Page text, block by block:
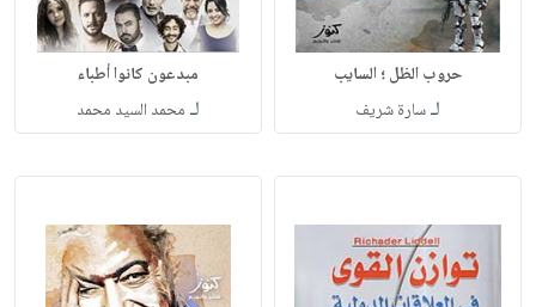
حروب الظل ؛ السايب
لـسارة شريف
مبدعون كانوا أطباء
لـ محمد السيد محمد